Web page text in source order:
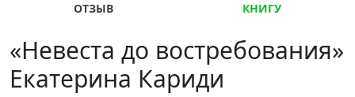
ОТЗЫВ
КНИГУ
«Невеста до востребования»
Екатерина Кариди